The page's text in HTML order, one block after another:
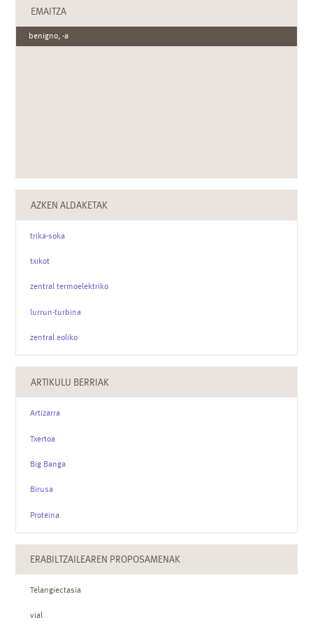
EMAITZA
benigno, -a
AZKEN ALDAKETAK
trika-soka
txikot
zentral termoelektriko
lurrun-turbina
zentral eoliko
ARTIKULU BERRIAK
Artizarra
Txertoa
Big Banga
Birusa
Proteina
ERABILTZAILEAREN PROPOSAMENAK
Telangiectasia
vial